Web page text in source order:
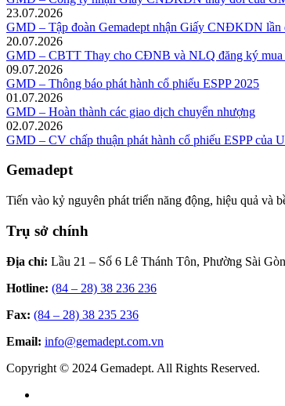
23.07.2026
GMD – Tập đoàn Gemadept nhận Giấy CNĐKDN lần
20.07.2026
GMD – CBTT Thay cho CĐNB và NLQ đăng ký mua
09.07.2026
GMD – Thông báo phát hành cổ phiếu ESPP 2025
01.07.2026
GMD – Hoàn thành các giao dịch chuyển nhượng
02.07.2026
GMD – CV chấp thuận phát hành cổ phiếu ESPP của
Gemadept
Tiến vào kỷ nguyên phát triển năng động, hiệu quả và
Trụ sở chính
Địa chỉ: Lầu 21 – Số 6 Lê Thánh Tôn, Phường Sài
Hotline: (84 – 28) 38 236 236
Fax: (84 – 28) 38 235 236
Email: info@gemadept.com.vn
Copyright © 2024 Gemadept. All Rights Reserved.